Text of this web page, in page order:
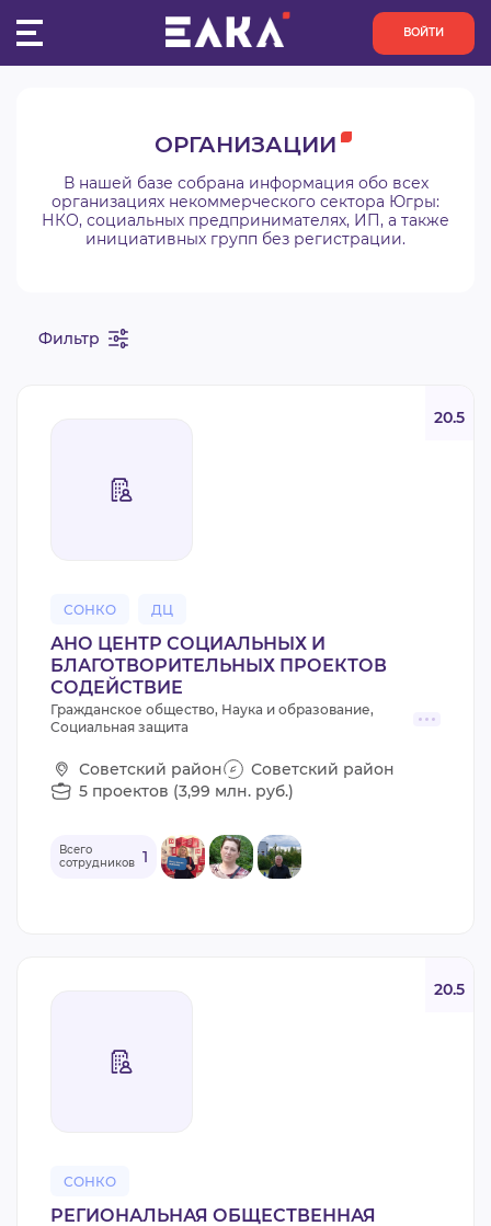
ВОЙТИ
КОНКУРСЫ
ОРГАНИЗАЦИИ
ПРОЕКТЫ
ОРГАНИЗАЦИИ
В нашей базе собрана информация обо всех
организациях некоммерческого сектора Югры:
НКО, социальных предпринимателях, ИП, а также
инициативных групп без регистрации.
Фильтр
СОНКО ДЦ
20.5
АНО ЦЕНТР СОЦИАЛЬНЫХ И
БЛАГОТВОРИТЕЛЬНЫХ ПРОЕКТОВ
СОДЕЙСТВИЕ
Гражданское общество, Наука и образование,
Социальная защита
Советский район
Советский район
5 проектов (3,99 млн. руб.)
Всего
сотрудников 1
СОНКО
20.5
РЕГИОНАЛЬНАЯ ОБЩЕСТВЕННАЯ